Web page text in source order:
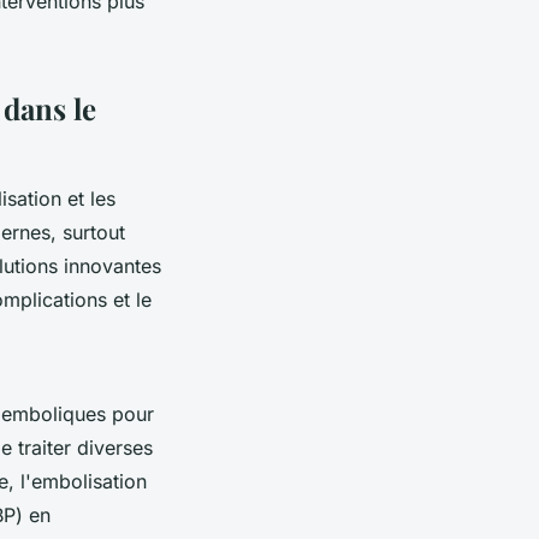
le
et les
surtout
innovantes
et le
pour
traiter diverses
l'embolisation
en